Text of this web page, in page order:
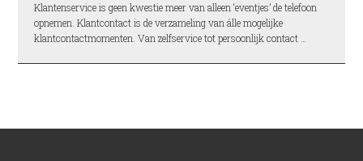
Klantenservice is geen kwestie meer van alleen ‘eventjes’ de telefoon
opnemen. Klantcontact is de verzameling van álle mogelijke
klantcontactmomenten. Van zelfservice tot persoonlijk contact …